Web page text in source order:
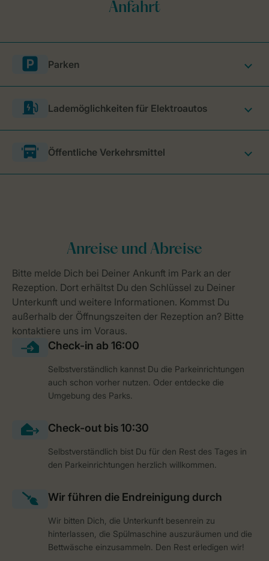
Parken
Lademöglichkeiten für Elektroautos
Öffentliche Verkehrsmittel
Selbstverständlich kannst Du die Parkeinrichtungen
auch schon vorher nutzen. Oder entdecke die
Umgebung des Parks.
Selbstverständlich bist Du für den Rest des Tages in
den Parkeinrichtungen herzlich willkommen.
Wir bitten Dich, die Unterkunft besenrein zu
hinterlassen, die Spülmaschine auszuräumen und die
Bettwäsche einzusammeln. Den Rest erledigen wir!